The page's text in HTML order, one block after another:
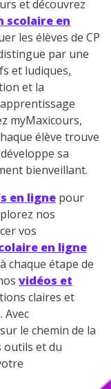
et découvrez
scolaire en
les élèves de CP
par une
et ludiques,
et la
myMaxicours,
élève trouve
sa
bienveillant.
en ligne pour
nos
vos
en ligne
chaque étape de
vidéos et
claires et
Avec
le chemin de la
outils et du
et des
utilisée pour
vous
lien de
Pour
vous pouvez